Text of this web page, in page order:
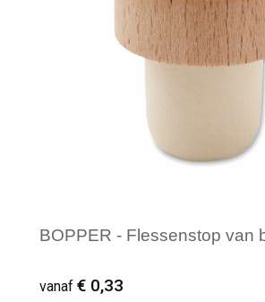
BOPPER - Flessenstop van
vanaf € 0,33